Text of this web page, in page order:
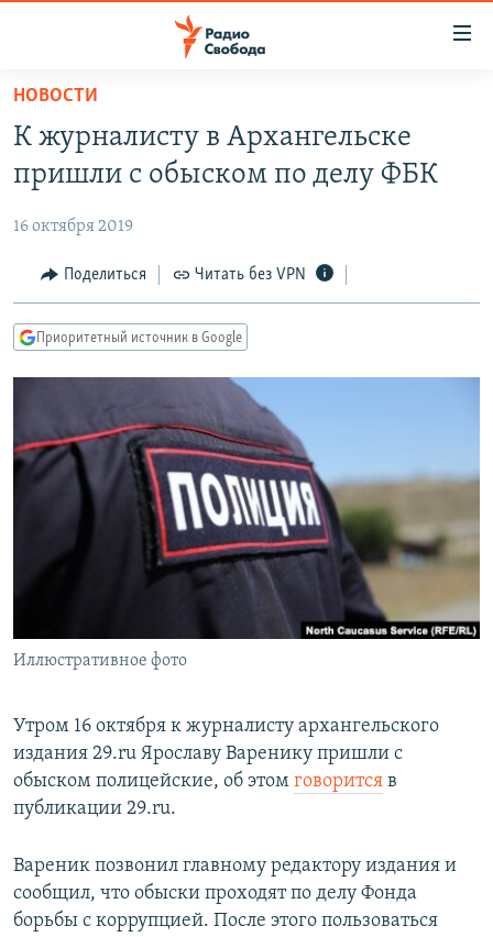
упрощенного
доступа
основному
Вернутся
главной
навигации
Вернутся
поиску
ПОДКАСТЫ
АВТОРСКИЕ ПРОЕКТЫ
ЦИТАТЫ СВОБОДЫ
МНЕНИЯ
IDEL.РЕАЛИИ
СЕВЕР.РЕАЛИИ
СИБИРЬ.РЕАЛИИ
РАСПИСАНИЕ ВЕЩАНИЯ
ПОДПИШИТЕСЬ НА РАССЫЛКУ
Все сайты РСЕ/РС
НОВОСТИ
К журналисту в Архангельске
пришли с обыском по делу ФБК
16 октября 2019
Поделиться Читать без VPN
Приоритетный источник в Google
Иллюстративное фото
Утром 16 октября к журналисту архангельского
издания 29.ru Ярославу Варенику пришли с
обыском полицейские, об этом говорится в
публикации 29.ru.
Вареник позвонил главному редактору издания и
сообщил, что обыски проходят по делу Фонда
борьбы с коррупцией. После этого пользоваться